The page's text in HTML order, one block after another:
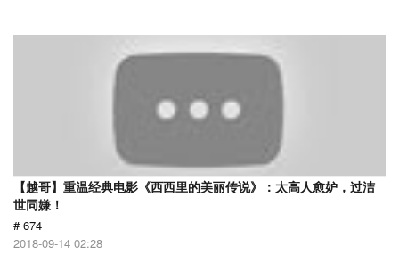
【越哥】重温经典电影《西西里的美丽传说》：太高人愈妒，过洁
世同嫌！
# 674
2018-09-14 02:28